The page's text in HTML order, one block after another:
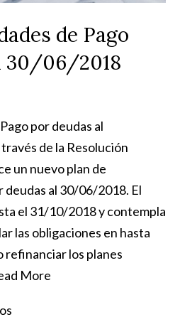
de Pago
30/06/2018
por deudas al
de la Resolución
un nuevo plan de
deudas al 30/06/2018. El
el 31/10/2018 y contempla
las obligaciones en hasta
los planes
More